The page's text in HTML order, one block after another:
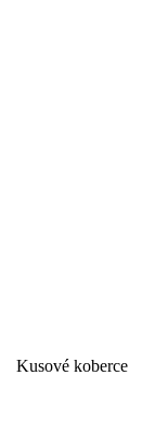
Kusové koberce